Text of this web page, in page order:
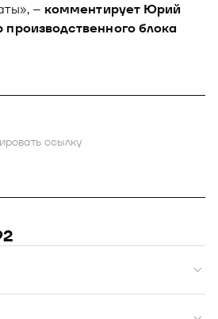
– комментирует Юрий
блока
ссылку